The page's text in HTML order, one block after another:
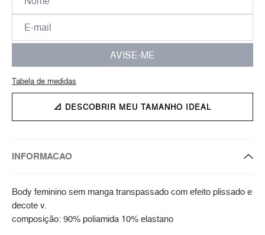
AVISE-ME
Tabela de medidas
📐 DESCOBRIR MEU TAMANHO IDEAL
INFORMACAO
Body feminino sem manga transpassado com efeito plissado e
decote v.
composição: 90% poliamida 10% elastano